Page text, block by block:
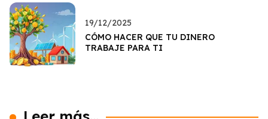
19/12/2025
CÓMO HACER QUE TU DINERO
TRABAJE PARA TI